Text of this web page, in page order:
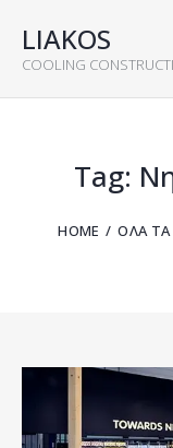
LIAKOS
COOLING
Tag:
HOME ΌΛΑ